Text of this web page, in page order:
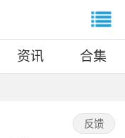
资讯 合集
反馈